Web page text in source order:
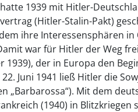
1939 mit Hitler-
(Hitler-Stalin-Pakt)
ihre Interessensphären
war für Hitler der Weg
1939), der in Europa den
Juni 1941 ließ Hitler die
„Barbarossa“). Mit dem
(1940) in Blitzkriegen